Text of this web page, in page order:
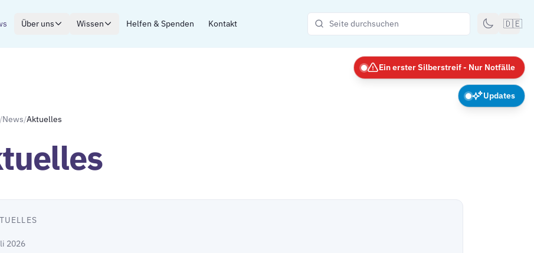
Über uns Wissen Helfen & Spenden Kontakt 🇩🇪
/News/Aktuelles
2026
Ein erster Silberstreif - Nur Notfälle
Updates